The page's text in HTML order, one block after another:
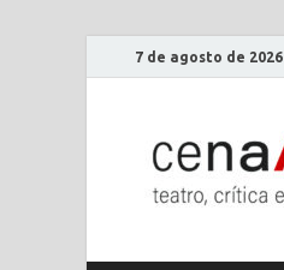
7 de agosto de 2026